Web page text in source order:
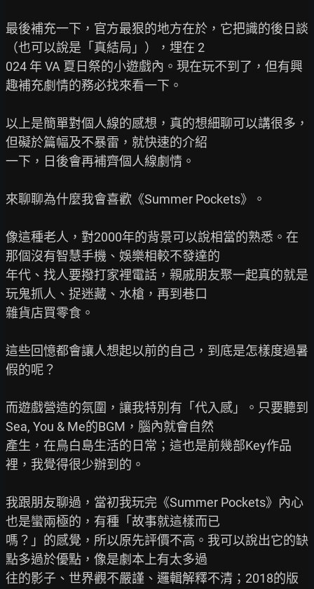
最後補充一下，官方最狠的地方在於，它把識的後日談
（也可以說是「真結局」），埋在 2
024 年 VA 夏日祭的小遊戲內。現在玩不到了，但有興
趣補充劇情的務必找來看一下。
以上是簡單對個人線的感想，真的想細聊可以講很多，
但礙於篇幅及不暴雷，就快速的介紹
一下，日後會再補齊個人線劇情。
來聊聊為什麼我會喜歡《Summer Pockets》。
像這種老人，對2000年的背景可以說相當的熟悉。在
那個沒有智慧手機、娛樂相較不發達的
年代、找人要撥打家裡電話，親戚朋友聚一起真的就是
玩鬼抓人、捉迷藏、水槍，再到巷口
雜貨店買零食。
這些回憶都會讓人想起以前的自己，到底是怎樣度過暑
假的呢？
而遊戲營造的氛圍，讓我特別有「代入感」。只要聽到
Sea, You & Me的BGM，腦內就會自然
產生，在鳥白島生活的日常；這也是前幾部Key作品
裡，我覺得很少辦到的。
我跟朋友聊過，當初我玩完《Summer Pockets》內心
也是蠻兩極的，有種「故事就這樣而已
嗎？」的感覺，所以原先評價不高。我可以說出它的缺
點多過於優點，像是劇本上有太多過
往的影子、世界觀不嚴謹、邏輯解釋不清；2018的版